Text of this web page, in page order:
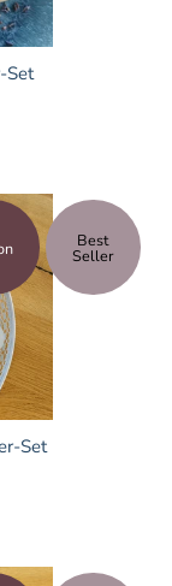
Set
Best
Seller
Set